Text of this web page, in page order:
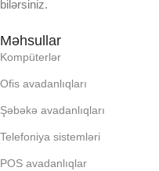
PROCESSOR
PROSESSOR
bilərsiniz.
Məhsullar
Kompüterlər
Ofis avadanlıqları
Şəbəkə avadanlıqları
Telefoniya sistemləri
POS avadanlıqlar